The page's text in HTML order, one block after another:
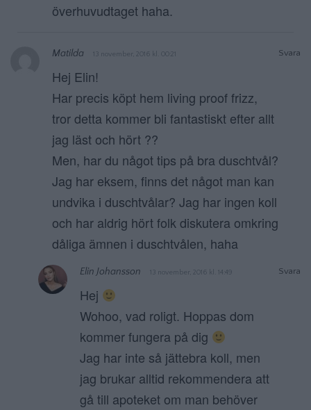
överhuvudtaget haha.
Svara
Matilda 13 november, 2016 kl. 00:21
Hej Elin!
Har precis köpt hem living proof frizz,
tror detta kommer bli fantastiskt efter allt
jag läst och hört ??
Men, har du något tips på bra duschtvål?
Jag har eksem, finns det något man kan
undvika i duschtvålar? Jag har ingen koll
och har aldrig hört folk diskutera omkring
dåliga ämnen i duschtvålen, haha
Svara
Elin Johansson 13 november, 2016 kl. 14:49
Hej
Wohoo, vad roligt. Hoppas dom
kommer fungera på dig
Jag har inte så jättebra koll, men
jag brukar alltid rekommendera att
gå till apoteket om man behöver